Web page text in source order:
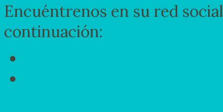
Encuéntrenos en su red
continuación: